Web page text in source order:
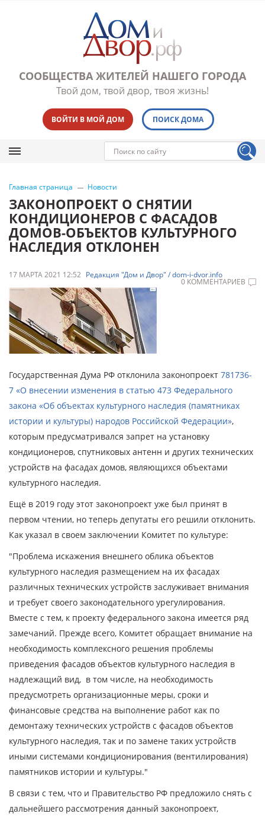
СООБЩЕСТВА ЖИТЕЛЕЙ НАШЕГО ГОРОДА
Твой дом, твой двор, твоя жизнь!
ВОЙТИ В МОЙ ДОМ ПОИСК ДОМА
Главная страница Новости
ЗАКОНОПРОЕКТ О СНЯТИИ
КОНДИЦИОНЕРОВ С ФАСАДОВ
ДОМОВ-ОБЪЕКТОВ КУЛЬТУРНОГО
НАСЛЕДИЯ ОТКЛОНЕН
17 МАРТА 2021 12:52 Редакция "Дом и Двор" / dom-i-dvor.info
0 КОММЕНТАРИЕВ
Государственная Дума РФ отклонила законопроект 781736-
7 «О внесении изменения в статью 473 Федерального
закона «Об объектах культурного наследия (памятниках
истории и культуры) народов Российской Федерации»,
которым предусматривался запрет на установку
кондиционеров, спутниковых антенн и других технических
устройств на фасадах домов, являющихся объектами
культурного наследия.
Ещё в 2019 году этот законопроект уже был принят в
первом чтении, но теперь депутаты его решили отклонить.
Как указал в своем заключении Комитет по культуре:
"Проблема искажения внешнего облика объектов
культурного наследия размещением на их фасадах
различных технических устройств заслуживает внимания
и требует своего законодательного урегулирования.
Вместе с тем, к проекту федерального закона имеется ряд
замечаний. Прежде всего, Комитет обращает внимание на
необходимость комплексного решения проблемы
приведения фасадов объектов культурного наследия в
надлежащий вид, в том числе, на необходимость
предусмотреть организационные меры, сроки и
финансовые средства на выполнение работ как по
демонтажу технических устройств с фасадов объектов
культурного наследия, так и по замене таких устройств
иными системами кондиционирования (вентилирования)
памятников истории и культуры."
В связи с тем, что и Правительство РФ предложило снять с
дальнейшего рассмотрения данный законопроект,